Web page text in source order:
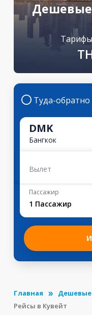
Дешевые
Туда-обратно
DMK
Бангкок
Вылет
Пассажир
1 Пассажир
Главная
Рейсы в Кувейт